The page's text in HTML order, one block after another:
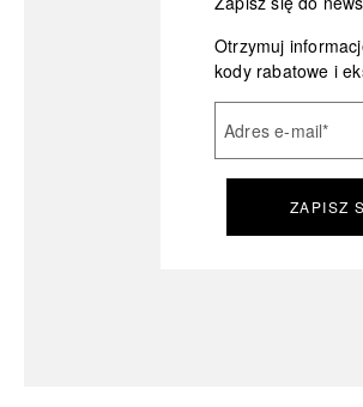
Otrzymuj
kody rabatowe i
Adres e-mail*
ZAPISZ